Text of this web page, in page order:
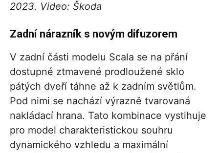
2023. Video: Škoda
Zadní nárazník s novým difuzorem
V zadní části modelu Scala se na přání
dostupné ztmavené prodloužené sklo
pátých dveří táhne až k zadním světlům.
Pod nimi se nachází výrazně tvarovaná
nakládací hrana. Tato kombinace vystihuje
pro model charakteristickou souhru
dynamického vzhledu a maximální